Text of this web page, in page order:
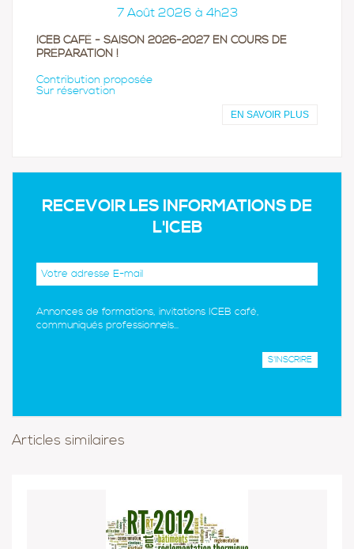
7 Août 2026 à 4h23
ICEB CAFÉ - SAISON 2026-2027 EN COURS DE
PRÉPARATION !
Contribution proposée
Sur réservation
EN SAVOIR PLUS
RECEVOIR LES INFORMATIONS DE
L'ICEB
Annonces de formations, invitations ICEB café,
communiqués professionnels...
Articles similaires